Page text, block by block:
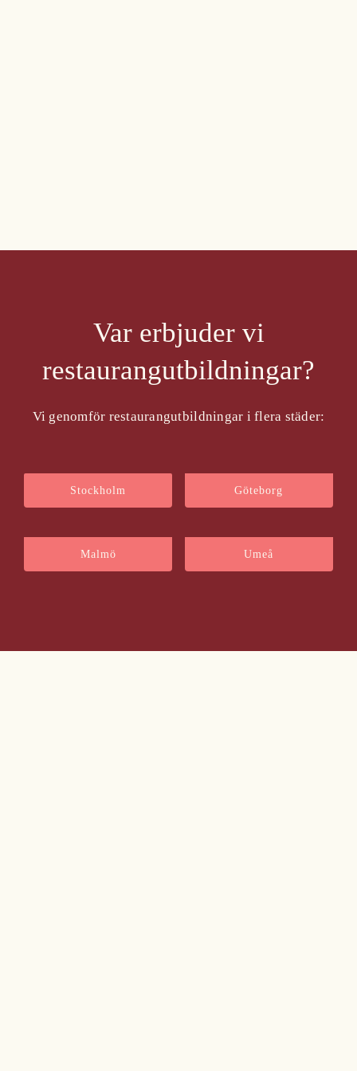
Var erbjuder vi
restaurangutbildningar?
Vi genomför restaurangutbildningar i flera städer:
Stockholm Göteborg
Malmö Umeå